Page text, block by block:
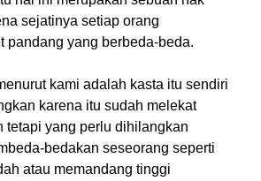
sejatinya setiap orang
pandang yang berbeda-beda.
kami adalah kasta itu sendiri
karena itu sudah melekat
tetapi yang perlu dihilangkan
bedakan seseorang seperti
atau memandang tinggi